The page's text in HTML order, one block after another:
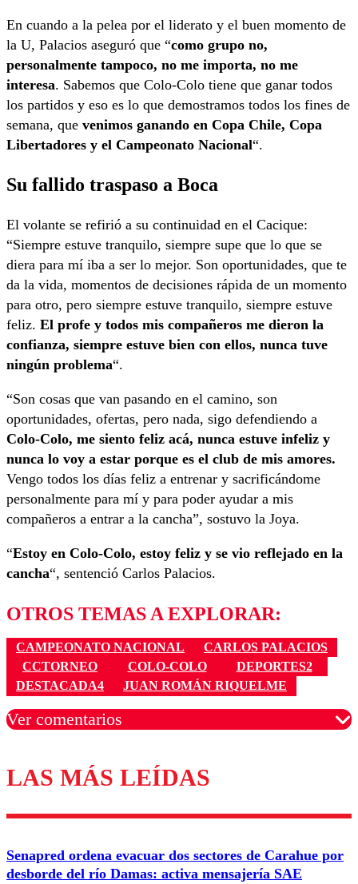
En cuando a la pelea por el liderato y el buen momento de
la U, Palacios aseguró que “como grupo no,
personalmente tampoco, no me importa, no me
interesa. Sabemos que Colo-Colo tiene que ganar todos
los partidos y eso es lo que demostramos todos los fines de
semana, que venimos ganando en Copa Chile, Copa
Libertadores y el Campeonato Nacional“.
Su fallido traspaso a Boca
El volante se refirió a su continuidad en el Cacique:
“Siempre estuve tranquilo, siempre supe que lo que se
diera para mí iba a ser lo mejor. Son oportunidades, que te
da la vida, momentos de decisiones rápida de un momento
para otro, pero siempre estuve tranquilo, siempre estuve
feliz. El profe y todos mis compañeros me dieron la
confianza, siempre estuve bien con ellos, nunca tuve
ningún problema“.
“Son cosas que van pasando en el camino, son
oportunidades, ofertas, pero nada, sigo defendiendo a
Colo-Colo, me siento feliz acá, nunca estuve infeliz y
nunca lo voy a estar porque es el club de mis amores.
Vengo todos los días feliz a entrenar y sacrificándome
personalmente para mí y para poder ayudar a mis
compañeros a entrar a la cancha”, sostuvo la Joya.
“Estoy en Colo-Colo, estoy feliz y se vio reflejado en la
cancha“, sentenció Carlos Palacios.
OTROS TEMAS A EXPLORAR:
CAMPEONATO NACIONAL
CARLOS PALACIOS
CCTORNEO
COLO-COLO
DEPORTES2
DESTACADA4
JUAN ROMÁN RIQUELME
Ver comentarios
Los comentarios son moderados para garantizar un
diálogo respetuoso.
Nombre
Correo
LAS MÁS LEÍDAS
Senapred ordena evacuar dos sectores de Carahue por
desborde del río Damas: activa mensajería SAE